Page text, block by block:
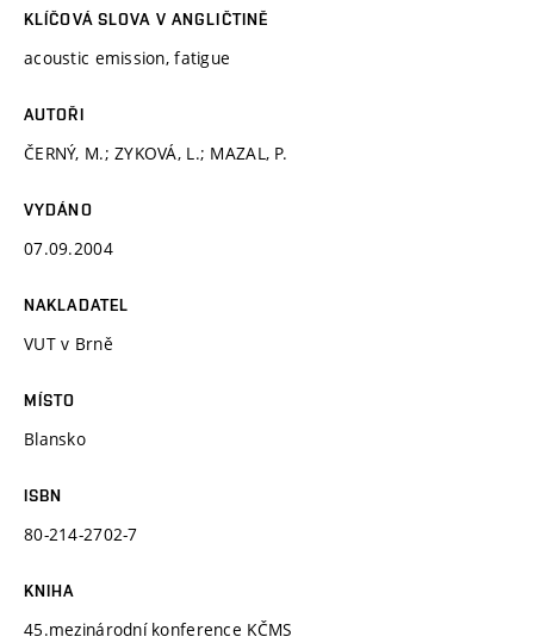
KLÍČOVÁ SLOVA V ANGLIČTINĚ
acoustic emission, fatigue
AUTOŘI
ČERNÝ, M.; ZYKOVÁ, L.; MAZAL, P.
VYDÁNO
07.09.2004
NAKLADATEL
VUT v Brně
MÍSTO
Blansko
ISBN
80-214-2702-7
KNIHA
45.mezinárodní konference KČMS